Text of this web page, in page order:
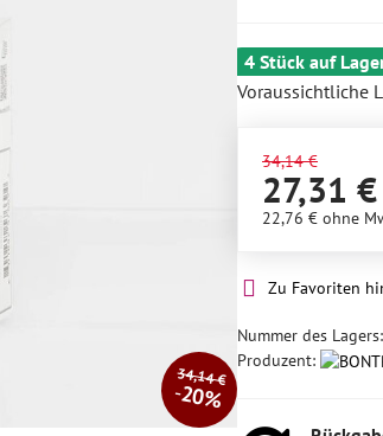
34,14 €
20%
4 Stück auf
Voraussichtliche
34,14 €
27,31 €
22,76 € ohne
Zu Favoriten
Nummer des Lagers:
Produzent: